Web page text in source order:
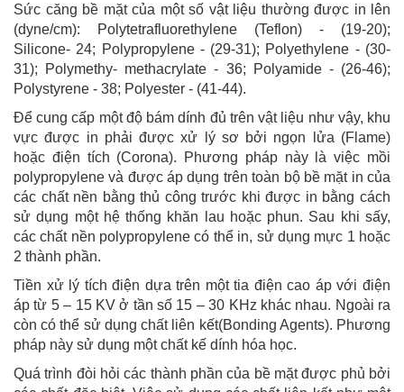
Sức căng bề mặt của một số vật liệu thường được in lên
(dyne/cm): Polytetrafluorethylene (Teflon) - (19-20);
Silicone- 24; Polypropylene - (29-31); Polyethylene - (30-
31); Polymethy- methacrylate - 36; Polyamide - (26-46);
Polystyrene - 38; Polyester - (41-44).
Để cung cấp một độ bám dính đủ trên vật liệu như vậy, khu
vực được in phải được xử lý sơ bởi ngọn lửa (Flame)
hoặc điện tích (Corona). Phương pháp này là việc mồi
polypropylene và được áp dụng trên toàn bộ bề mặt in của
các chất nền bằng thủ công trước khi được in bằng cách
sử dụng một hệ thống khăn lau hoặc phun. Sau khi sấy,
các chất nền polypropylene có thể in, sử dụng mực 1 hoặc
2 thành phần.
Tiền xử lý tích điện dựa trên một tia điện cao áp với điện
áp từ 5 – 15 KV ở tần số 15 – 30 KHz khác nhau. Ngoài ra
còn có thể sử dụng chất liên kết(Bonding Agents). Phương
pháp này sử dụng một chất kế dính hóa học.
Quá trình đòi hỏi các thành phần của bề mặt được phủ bởi